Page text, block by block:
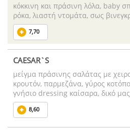
κόκκινη και πράσινη λόλα, baby
ρόκα, λιαστή ντομάτα, σως
7,70
CAESAR`S
μείγμα πράσινης σαλάτας με
κρουτόν, παρμεζάνα, γύρος
γνήσιο dressing καίσαρα, δικό
8,60